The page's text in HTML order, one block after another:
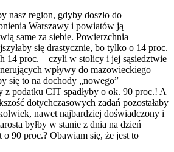
nasz region, gdyby doszło do
Warszawy i powiatów ją
same za siebie. Powierzchnia
się drastycznie, bo tylko o 14 proc.
14 proc. – czyli w stolicy i jej sąsiedztwie
wpływy do mazowieckiego
się to na dochody „nowego”
podatku CIT spadłyby o ok. 90 proc.! A
dotychczasowych zadań pozostałaby
nawet najbardziej doświadczony i
byłby w stanie z dnia na dzień
90 proc.? Obawiam się, że jest to